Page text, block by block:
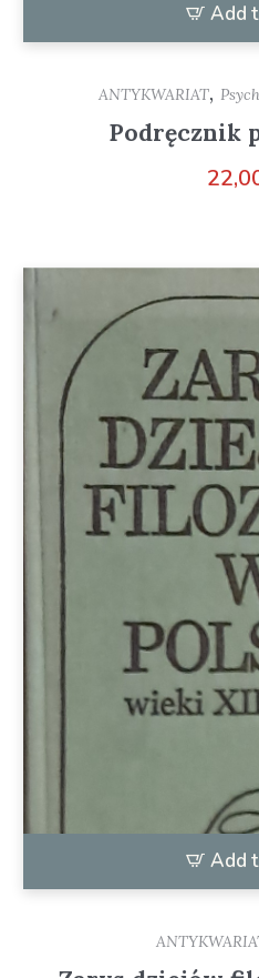
Add
ANTYKWARIAT,
Podręcznik
Add